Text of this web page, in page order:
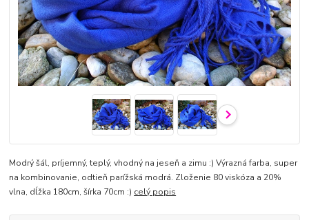
Modrý šál, príjemný, teplý, vhodný na jeseň a zimu :) Výrazná farba, super
na kombinovanie, odtieň parížská modrá. Zloženie 80 viskóza a 20%
vlna, dĺžka 180cm, šírka 70cm :) celý popis